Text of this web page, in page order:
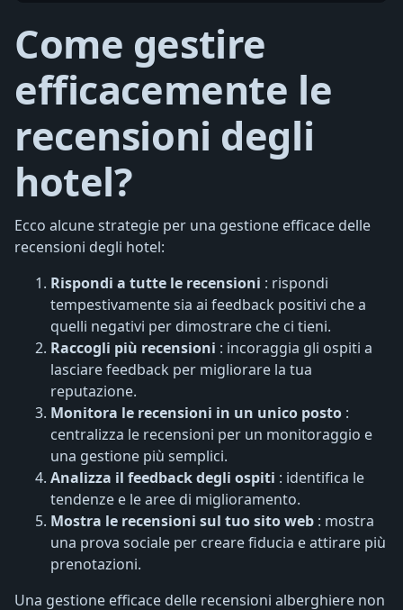
Come gestire
efficacemente le
recensioni degli
hotel?
Ecco alcune strategie per una gestione efficace delle
recensioni degli hotel:
Rispondi a tutte le recensioni : rispondi
tempestivamente sia ai feedback positivi che a
quelli negativi per dimostrare che ci tieni.
Raccogli più recensioni : incoraggia gli ospiti a
lasciare feedback per migliorare la tua
reputazione.
Monitora le recensioni in un unico posto :
centralizza le recensioni per un monitoraggio e
una gestione più semplici.
Analizza il feedback degli ospiti : identifica le
tendenze e le aree di miglioramento.
Mostra le recensioni sul tuo sito web : mostra
una prova sociale per creare fiducia e attirare più
prenotazioni.
Una gestione efficace delle recensioni alberghiere non